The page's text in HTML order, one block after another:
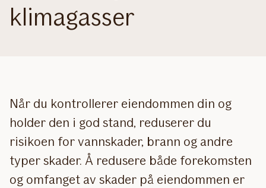
klimagasser
Når du kontrollerer eiendommen din og
holder den i god stand, reduserer du
risikoen for vannskader, brann og andre
typer skader. Å redusere både forekomsten
og omfanget av skader på eiendommen er